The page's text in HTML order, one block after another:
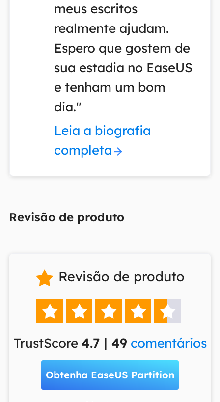
meus escritos
realmente ajudam.
Espero que gostem de
sua estadia no EaseUS
e tenham um bom
dia."
Leia a biografia
completa
Revisão de produto
 Revisão de produto
    
TrustScore 4.7 | 49 comentários
Obtenha EaseUS Partition